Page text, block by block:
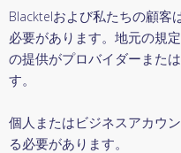
Blacktelおよび私たちの顧客
必要があります。地元の規
の提供がプロバイダーまた
す。
個人またはビジネスアカウ
る必要があります。